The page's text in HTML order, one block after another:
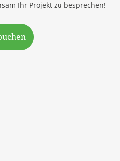
Ihr Projekt zu besprechen!